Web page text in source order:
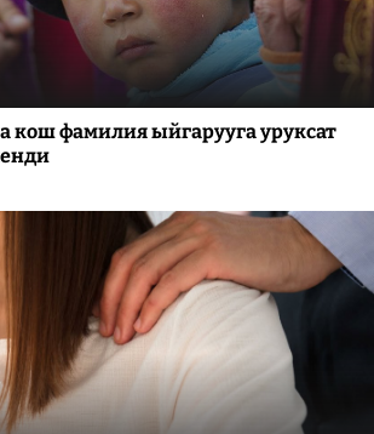
кош фамилия ыйгарууга уруксат